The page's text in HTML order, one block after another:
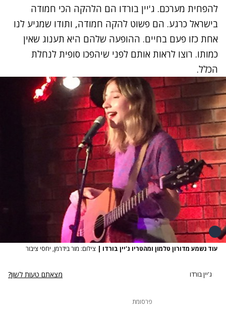
להפחית מערכם. ג'יין בורדו הם הלהקה הכי חמודה
בישראל כרגע. הם פשוט להקה חמודה, ותודו שמגיע לנו
אחת כזו פעם בחיים. ההופעה שלהם היא תענוג שאין
כמותו. רוצו לראות אותם לפני שיהפכו סופית לנחלת
הכלל.
עוד נשמע מדורון טלמון ומהטריו ג'יין בורדו | צילום: מור בידרמן, יחסי ציבור
ג'יין בורדו מצאתם טעות לשון?
פרסומת